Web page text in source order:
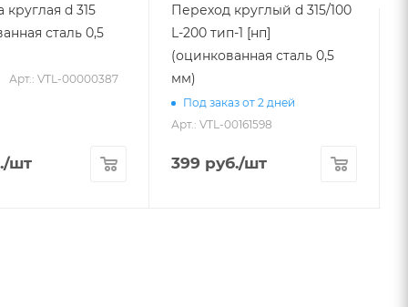
круглая d 315
сталь 0,5
Арт.: VTL-00000387
/шт
Переход круглый d 315/100
L-200 тип-1 [нп]
(оцинкованная сталь 0,5
мм)
Под заказ от 2 дней
Арт.: VTL-00161598
399 руб./шт